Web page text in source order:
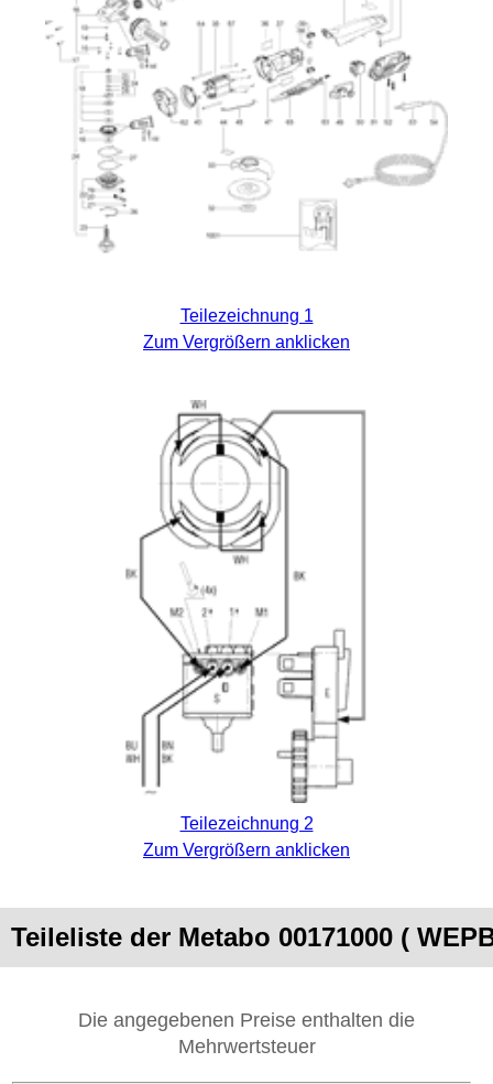
Teilezeichnung 1
Zum Vergrößern anklicken
Teilezeichnung 2
Zum Vergrößern anklicken
Teileliste der Metabo 00171000 (
Die angegebenen Preise enthalten die
Mehrwertsteuer